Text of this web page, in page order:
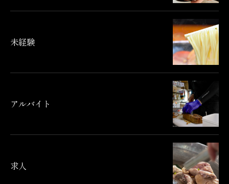
未経験
アルバイト
求人